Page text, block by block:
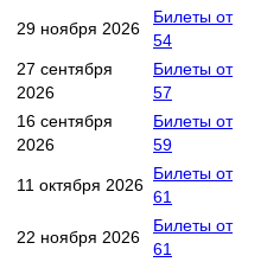
29 ноября 2026
Билеты от
54
27 сентября
2026
Билеты от
57
16 сентября
2026
Билеты от
59
11 октября 2026
Билеты от
61
22 ноября 2026
Билеты от
61